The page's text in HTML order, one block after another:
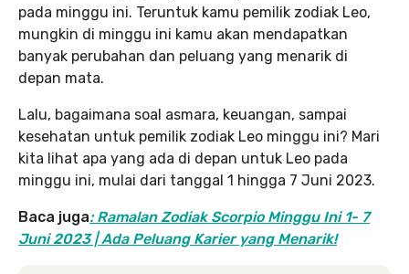
pada minggu ini. Teruntuk kamu pemilik zodiak Leo,
mungkin di minggu ini kamu akan mendapatkan
banyak perubahan dan peluang yang menarik di
depan mata.
Lalu, bagaimana soal asmara, keuangan, sampai
kesehatan untuk pemilik zodiak Leo minggu ini? Mari
kita lihat apa yang ada di depan untuk Leo pada
minggu ini, mulai dari tanggal 1 hingga 7 Juni 2023.
Baca juga: Ramalan Zodiak Scorpio Minggu Ini 1- 7
Juni 2023 | Ada Peluang Karier yang Menarik!